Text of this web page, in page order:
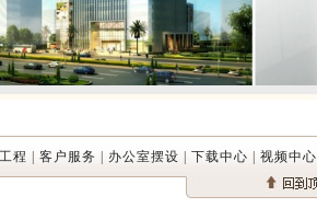
程 客户服务 办公室摆设 下载中心 视频中心